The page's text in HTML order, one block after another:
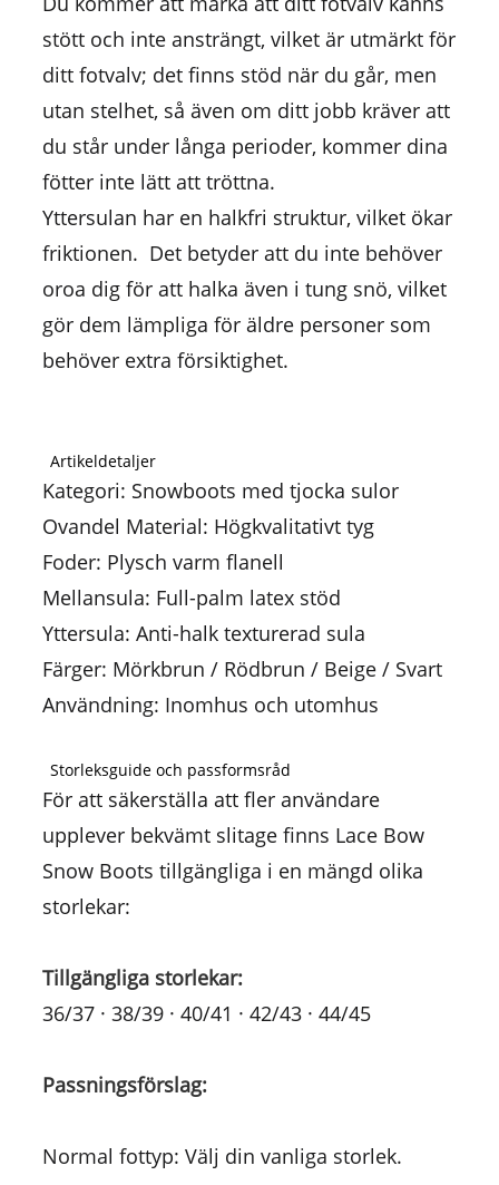
stött och inte ansträngt, vilket är utmärkt för
ditt fotvalv; det finns stöd när du går, men
utan stelhet, så även om ditt jobb kräver att
du står under långa perioder, kommer dina
fötter inte lätt att tröttna.
Yttersulan har en halkfri struktur, vilket ökar
friktionen. Det betyder att du inte behöver
oroa dig för att halka även i tung snö, vilket
gör dem lämpliga för äldre personer som
behöver extra försiktighet.
Artikeldetaljer
Kategori: Snowboots med tjocka sulor
Ovandel Material: Högkvalitativt tyg
Foder: Plysch varm flanell
Mellansula: Full-palm latex stöd
Yttersula: Anti-halk texturerad sula
Färger: Mörkbrun / Rödbrun / Beige / Svart
Användning: Inomhus och utomhus
Storleksguide och passformsråd
För att säkerställa att fler användare
upplever bekvämt slitage finns Lace Bow
Snow Boots tillgängliga i en mängd olika
storlekar:
Tillgängliga storlekar:
36/37 · 38/39 · 40/41 · 42/43 · 44/45
Passningsförslag:
Normal fottyp: Välj din vanliga storlek.